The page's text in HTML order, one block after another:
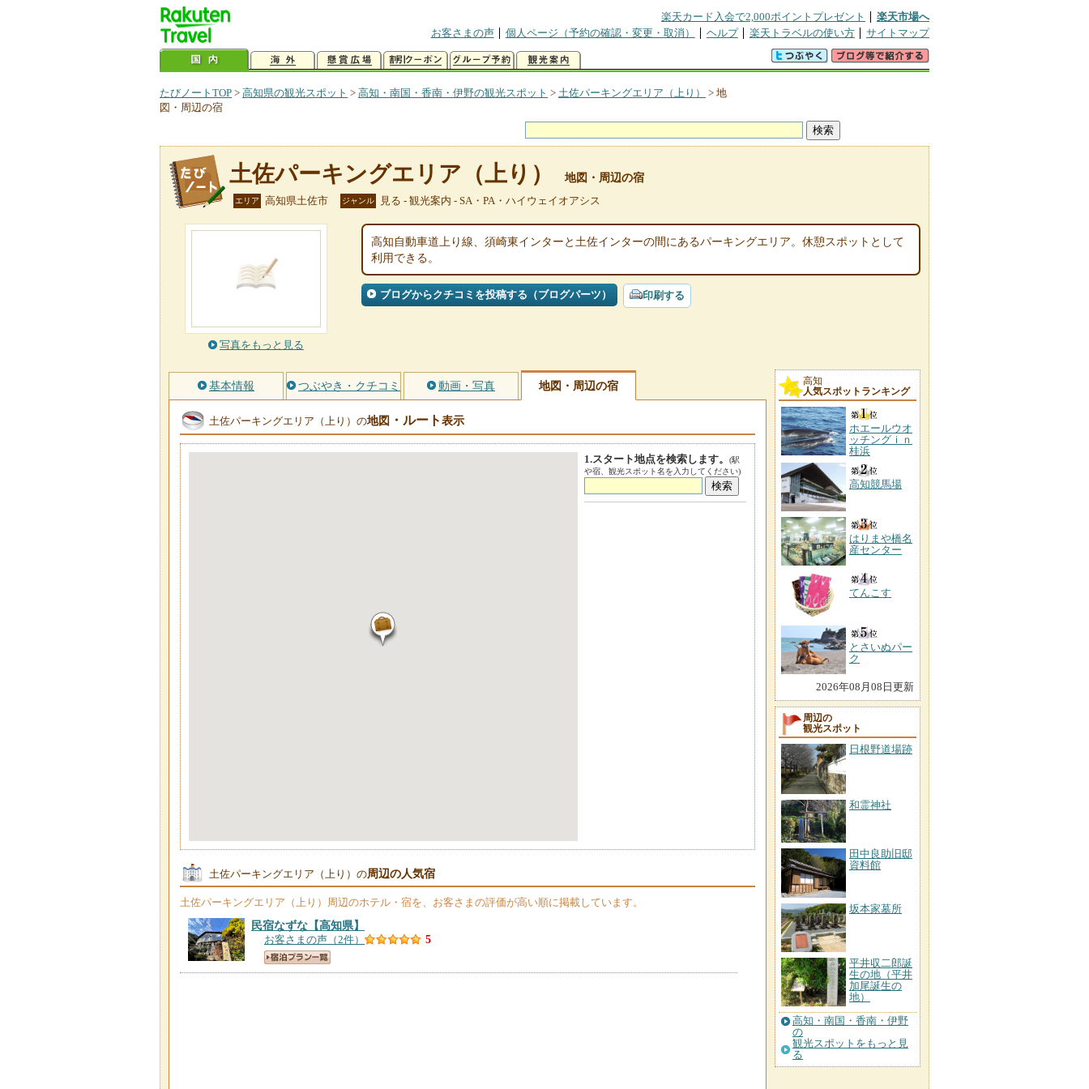
楽天カード入会で2,000ポイントプレゼント
楽天市場へ
お客さまの声
個人ページ（予約の確認・変更・取消） ヘルプ 楽天トラベルの使い方 サイトマップ
たびノートTOP > 高知県の観光スポット > 高知・南国・香南・伊野の観光スポット > 土佐パーキングエリア（上り） > 地
図・周辺の宿
土佐パーキングエリア（上り） 地図・周辺の宿
エリア 高知県土佐市 ジャンル 見る - 観光案内 - SA・PA・ハイウェイオアシス
写真をもっと見る
高知自動車道上り線、須崎東インターと土佐インターの間にあるパーキングエリア。休憩スポットとして
利用できる。
ブログからクチコミを投稿する（ブログパーツ） 印刷する
基本情報 つぶやき・クチコミ 動画・写真 地図・周辺の宿
土佐パーキングエリア（上り）の地図 ・ルート表示
1.スタート地点を検索します。
(駅
や宿、観光スポット名を入力してください)
土佐パーキングエリア（上り）の周辺の人気宿
土佐パーキングエリア（上り） 周辺のホテル・宿を、お客さまの評価が高い順に掲載しています。
民宿なずな 【高知県】
お客さまの声（2件） 5
高知
人気スポットランキング
ホエールウオ
ッチングｉｎ
桂浜
高知競馬場
はりまや橋名
産センター
てんこす
とさいぬパー
ク
2026年08月08日更新
周辺の
観光スポット
日根野道場跡
和霊神社
田中良助旧邸
資料館
坂本家墓所
平井収二郎誕
生の地（平井
加尾誕生の
地）
高知・南国・香南・伊野
の
観光スポットをもっと見
る